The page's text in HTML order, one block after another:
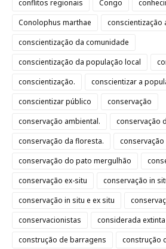
conflitos regionais
Congo
Conolophus marthae
conscientização
conscientização da comunidade
conscientização da população local
conscientização.
conscientizar a
conscientizar público
conservação
conservação ambiental.
conservação
conservação da floresta.
conservação do pato mergulhão
conservação ex-situ
conservação in
conservação in situ e ex situ
conservacionistas
considerada extinta
construção de barragens
construção